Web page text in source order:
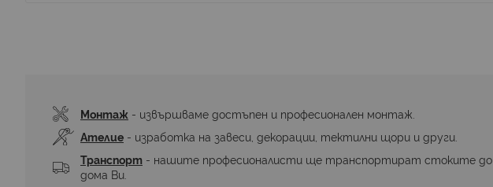
Монтаж - извършваме достъпен и професионален монтаж.
Ателие - изработка на завеси, декорации, тектилни щори и други.
Транспорт - нашите професионалисти ще транспортират стоките до
дома Ви.